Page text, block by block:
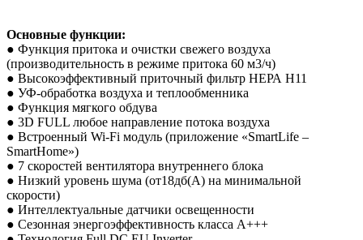
Основные функции:
● Функция притока и очистки свежего воздуха
(производительность в режиме притока 60 м3/ч)
● Высокоэффективный приточный фильтр НЕРА Н11
● УФ-обработка воздуха и теплообменника
● Функция мягкого обдува
● 3D FULL любое направление потока воздуха
● Встроенный Wi-Fi модуль (приложение «SmartLife –
SmartHome»)
● 7 скоростей вентилятора внутреннего блока
● Низкий уровень шума (от18дб(А) на минимальной
скорости)
● Интеллектуальные датчики освещенности
● Сезонная энергоэффективность класса А+++